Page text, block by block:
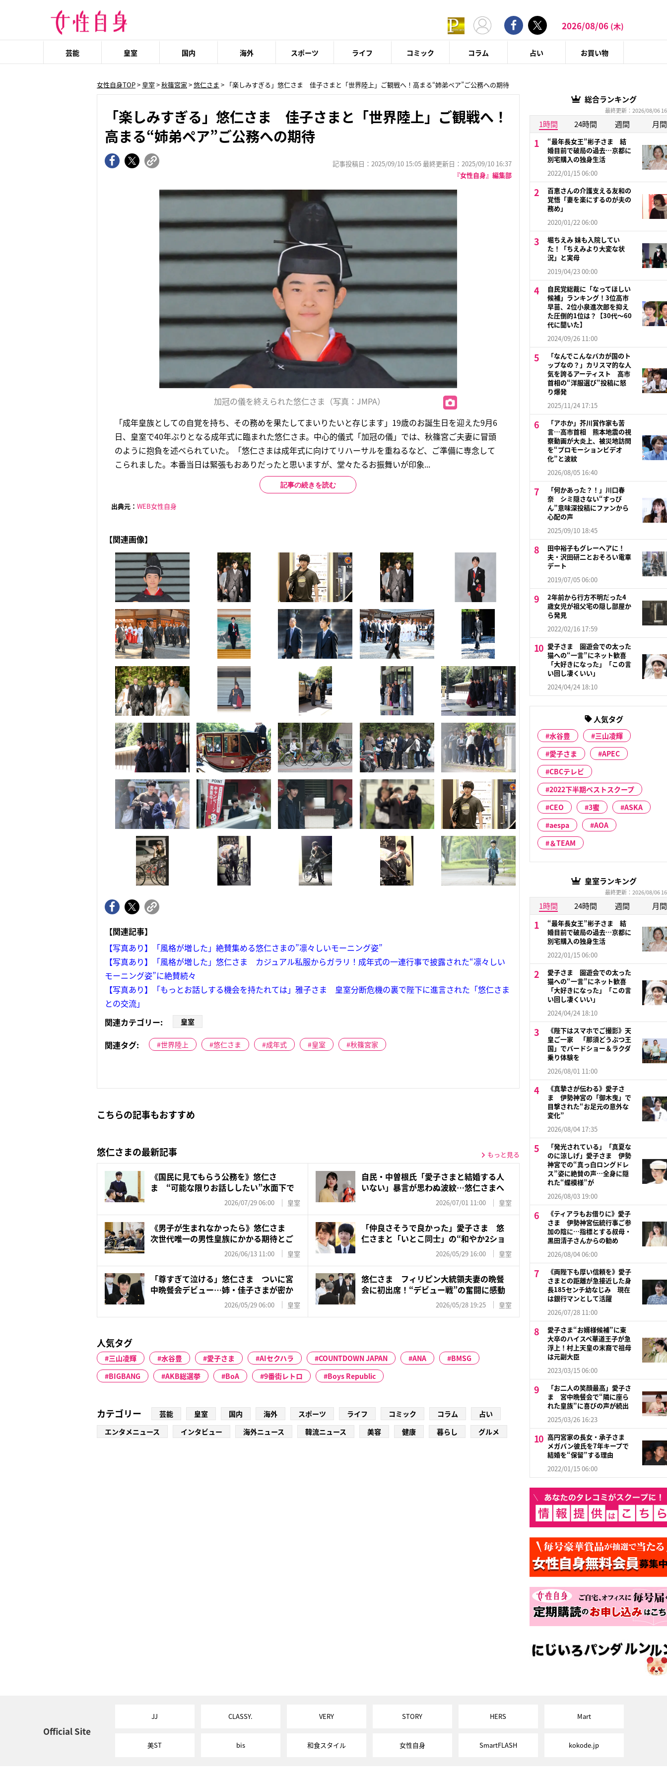
2026/08/06 (木)
芸能 皇室 国内 海外 スポーツ ライフ コミック コラム 占い お買い物
女性自身TOP> 皇室>秋篠宮家 >悠仁さま > 「楽しみすぎる」悠仁さま 佳子さまと「世界陸上」ご観戦へ！高まる“姉弟ペア”ご公務への期待
「楽しみすぎる」悠仁さま 佳子さまと「世界陸上」ご観戦へ！
高まる“姉弟ペア”ご公務への期待
記事投稿日：2025/09/10 15:05 最終更新日：2025/09/10 16:37
『女性自身』編集部
加冠の儀を終えられた悠仁さま（写真：JMPA）
「成年皇族としての自覚を持ち、その務めを果たしてまいりたいと存じます」19歳のお誕生日を迎えた9月6
日、皇室で40年ぶりとなる成年式に臨まれた悠仁さま。中心的儀式「加冠の儀」では、秋篠宮ご夫妻に冒頭
のように抱負を述べられていた。「悠仁さまは成年式に向けてリハーサルを重ねるなど、ご準備に専念して
こられました。本番当日は緊張もおありだったと思いますが、堂々たるお振舞いが印象...
記事の続きを読む
出典元： WEB女性自身
【関連画像】
【関連記事】
【写真あり】「風格が増した」絶賛集める悠仁さまの”凛々しいモーニング姿”
【写真あり】「風格が増した」悠仁さま カジュアル私服からガラリ！成年式の一連行事で披露された“凛々しい
モーニング姿”に絶賛続々
【写真あり】「もっとお話しする機会を持たれては」雅子さま 皇室分断危機の裏で陛下に進言された「悠仁さま
との交流」
関連カテゴリー:
皇室
関連タグ: 世界陸上 悠仁さま 成年式 皇室 秋篠宮家
こちらの記事もおすすめ
悠仁さまの最新記事 もっと見る
《国民に見てもらう公務を》悠仁さ
ま “可能な限りお話ししたい”水面下で
2026/07/29 06:00 皇室
自民・中曽根氏「愛子さまと結婚する人
いない」暴言が思わぬ波紋…悠仁さまへ
2026/07/01 11:00 皇室
《男子が生まれなかったら》悠仁さま
次世代唯一の男性皇族にかかる期待とご
2026/06/13 11:00 皇室
「仲良さそうで良かった」愛子さま 悠
仁さまと「いとこ同士」の“和やか2ショ
2026/05/29 16:00 皇室
「尊すぎて泣ける」悠仁さま ついに宮
中晩餐会デビュー…姉・佳子さまが密か
2026/05/29 06:00 皇室
悠仁さま フィリピン大統領夫妻の晩餐
会に初出席！“デビュー戦”の奮闘に感動
2026/05/28 19:25 皇室
人気タグ
三山凌輝 水谷豊 愛子さま AIセクハラ COUNTDOWN JAPAN ANA
BMSG
BIGBANG
AKB総選挙 BoA 9番街レトロ Boys Republic
カテゴリー 芸能 皇室 国内 海外 スポーツ ライフ コミック コラム
占い
エンタメニュース
インタビュー 海外ニュース 韓流ニュース 美容 健康 暮らし グルメ
総合ランキング
最終更新：2026/08/06
1時間 24時間 週間 月間
“最年長女王”彬子さま 結
婚目前で破局の過去…京都に
別宅購入の独身生活
2022/01/15 06:00
百恵さんの介護支える友和の
覚悟「妻を楽にするのが夫の
務め」
2020/01/22 06:00
堀ちえみ 妹も入院してい
た！「ちえみより大変な状
況」と実母
2019/04/23 00:00
自民党総裁に「なってほしい
候補」ランキング！3位高市
早苗、2位小泉進次郎を抑え
た圧倒的1位は？【30代〜60
代に聞いた】
2024/09/26 11:00
「なんでこんなバカが国のト
ップなの？」カリスマ的な人
気を誇るアーティスト 高市
首相の“洋服選び”投稿に怒
り爆発
2025/11/24 17:15
「アホか」芥川賞作家も苦
言…高市首相 熊本地震の視
察動画が大炎上、被災地訪問
を“プロモーションビデオ
化”と波紋
2026/08/05 16:40
「何かあった？！」川口春
奈 シミ隠さない“すっぴ
ん”意味深投稿にファンから
心配の声
2025/09/10 18:45
田中裕子もグレーヘアに！
夫・沢田研二とおそろい電車
デート
2019/07/05 06:00
2年前から行方不明だった4
歳女児が祖父宅の隠し部屋か
ら発見
2022/02/16 17:59
愛子さま 園遊会での太った
猫への“一言”にネット歓喜
「大好きになった」「この言
い回し凄くいい」
2024/04/24 18:10
人気タグ
水谷豊
三山凌輝
愛子さま
APEC
CBCテレビ
2022下半期ベストスクープ
CEO
3蜜
ASKA
aespa
AOA
＆TEAM
皇室ランキング
最終更新：2026/08/06
1時間 24時間 週間 月間
“最年長女王”彬子さま 結
婚目前で破局の過去…京都に
別宅購入の独身生活
2022/01/15 06:00
愛子さま 園遊会での太った
猫への“一言”にネット歓喜
「大好きになった」「この言
い回し凄くいい」
2024/04/24 18:10
《陛下はスマホでご撮影》天
皇ご一家 「那須どうぶつ王
国」でバードショー＆ラクダ
乗り体験を
2026/08/01 11:00
《真摯さが伝わる》愛子さ
ま 伊勢神宮の「御木曳」で
目撃された“お足元の意外な
変化”
2026/08/04 17:35
「発光されている」「真夏な
のに涼しげ」愛子さま 伊勢
神宮での“真っ白ロングドレ
ス”姿に絶賛の声…全身に隠
れた“蝶模様”が
2026/08/03 19:00
《ティアラもお借りに》愛子
さま 伊勢神宮伝統行事ご参
加の陰に…指標とする叔母・
黒田清子さんからの勧め
2026/08/04 06:00
《両陛下も厚い信頼を》愛子
さまとの距離が急接近した身
長185センチ幼なじみ 現在
は銀行マンとして活躍
2026/07/28 11:00
愛子さま“お婿様候補”に東
大卒のハイスペ華道王子が急
浮上！村上天皇の末裔で祖母
は元副大臣
2023/03/15 06:00
「お二人の笑顔最高」愛子さ
ま 宮中晩餐会で“隣に座ら
れた皇族”に喜びの声が続出
2025/03/26 16:23
高円宮家の長女・承子さま
メガバン彼氏を7年キープで
結婚を“保留”する理由
2022/01/15 06:00
Official Site
JJ CLASSY. VERY STORY HERS Mart
美ST bis 和食スタイル 女性自身 SmartFLASH kokode.jp